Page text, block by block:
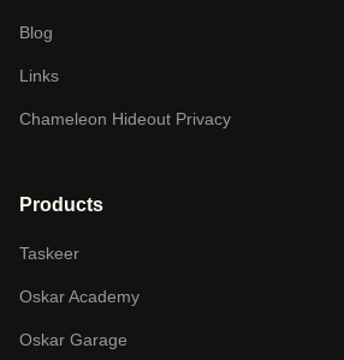
Blog
Links
Chameleon Hideout Privacy
Products
Taskeer
Oskar Academy
Oskar Garage